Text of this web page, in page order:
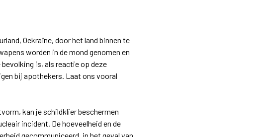
Oekraïne, door het land binnen te
worden in de mond genomen en
is, als reactie op deze
bij apothekers. Laat ons vooral
kan je schildklier beschermen
incident. De hoeveelheid en de